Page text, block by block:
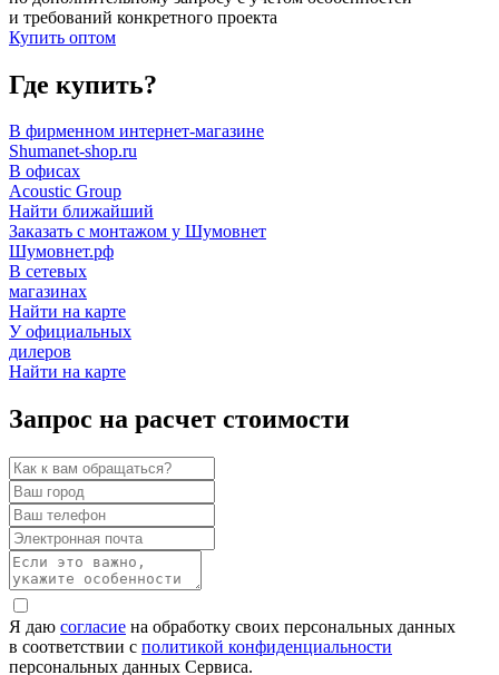
и требований конкретного проекта
Купить оптом
Где купить?
В фирменном интернет-магазине
Shumanet-shop.ru
В офисах
Acoustic Group
Найти ближайший
Заказать с монтажом у Шумовнет
Шумовнет.рф
В сетевых
магазинах
Найти на карте
У официальных
дилеров
Найти на карте
Запрос на расчет стоимости
Я даю согласие на обработку своих персональных данных
в соответствии с политикой конфиденциальности
персональных данных Сервиса.